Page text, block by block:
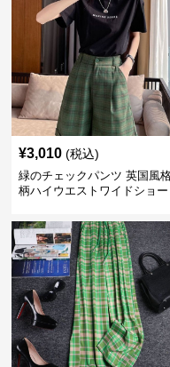
¥3,010 (税込)
緑のチェックパンツ 英国風
柄ハイウエストワイドショー